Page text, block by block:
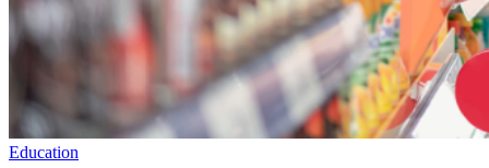
Education